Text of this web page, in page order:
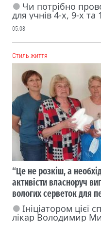
Чи потрібно
для учнів 4-х, 9-х та
05.08
Cтиль життя
“Це не розкіш, а
активісти власноруч
вологих серветок для
Ініціатором цієї
лікар Володимир